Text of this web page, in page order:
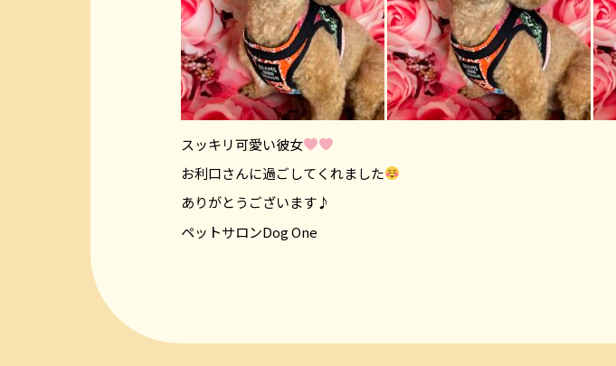
スッキリ可愛い彼女
お利口さんに過ごしてくれました
ありがとうございます♪
ペットサロンDog One